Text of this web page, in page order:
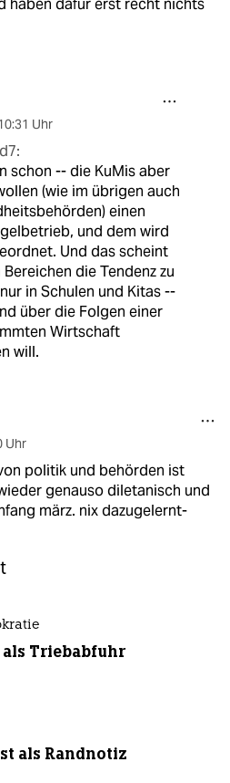
haben dafür erst recht nichts
Uhr
schon -- die KuMis aber
(wie im übrigen auch
einen
und dem wird
Und das scheint
die Tendenz zu
in Schulen und Kitas --
über die Folgen einer
Wirtschaft
will.
Uhr
politik und behörden ist
genauso diletanisch und
märz. nix dazugelernt-
Triebabfuhr
als Randnotiz